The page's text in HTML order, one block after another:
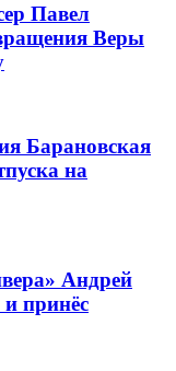
Павел
Веры
Барановская
на
Андрей
принёс